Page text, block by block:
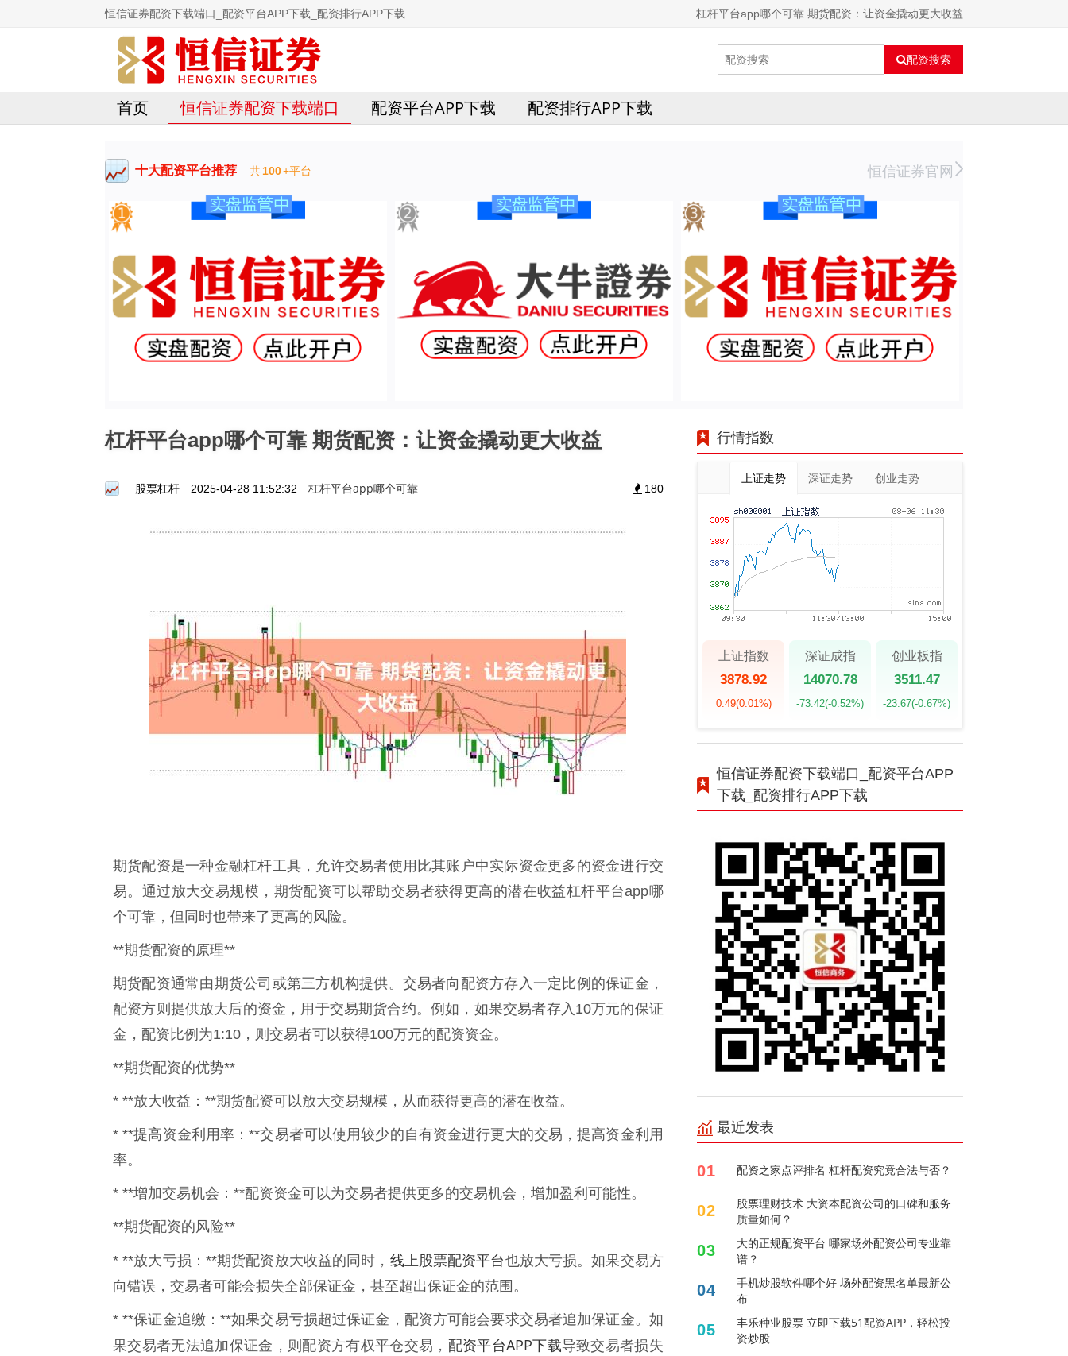
恒信证券配资下载端口_配资平台APP下载_配资排行APP下载 杠杆平台app哪个可靠 期货配资：让资金撬动更大收益
配资搜索
首页 恒信证券配资下载端口 配资平台APP下载 配资排行APP下载
十大配资平台推荐 共100+平台 恒信证券官网
杠杆平台app哪个可靠 期货配资：让资金撬动更大收益
股票杠杆 2025-04-28 11:52:32 杠杆平台app哪个可靠 180
期货配资是一种金融杠杆工具，允许交易者使用比其账户中实际资金更多的资金进行交
易。通过放大交易规模，期货配资可以帮助交易者获得更高的潜在收益杠杆平台app哪
个可靠，但同时也带来了更高的风险。
**期货配资的原理**
期货配资通常由期货公司或第三方机构提供。交易者向配资方存入一定比例的保证金，
配资方则提供放大后的资金，用于交易期货合约。例如，如果交易者存入10万元的保证
金，配资比例为1:10，则交易者可以获得100万元的配资资金。
**期货配资的优势**
* **放大收益：**期货配资可以放大交易规模，从而获得更高的潜在收益。
* **提高资金利用率：**交易者可以使用较少的自有资金进行更大的交易，提高资金利用
率。
* **增加交易机会：**配资资金可以为交易者提供更多的交易机会，增加盈利可能性。
**期货配资的风险**
* **放大亏损：**期货配资放大收益的同时， 线上股票配资平台也放大亏损。如果交易方
向错误，交易者可能会损失全部保证金，甚至超出保证金的范围。
* **保证金追缴：**如果交易亏损超过保证金，配资方可能会要求交易者追加保证金。如
果交易者无法追加保证金，则配资方有权平仓交易， 配资平台APP下载导致交易者损失
行情指数
上证走势 深证走势 创业走势
上证指数
3878.92
0.49(0.01%)
深证成指
14070.78
-73.42(-0.52%)
创业板指
3511.47
-23.67(-0.67%)
恒信证券配资下载端口_配资平台APP
下载_配资排行APP下载
最近发表
01 配资之家点评排名 杠杆配资究竟合法与否？
02
股票理财技术 大资本配资公司的口碑和服务
质量如何？
03
大的正规配资平台 哪家场外配资公司专业靠
谱？
04
手机炒股软件哪个好 场外配资黑名单最新公
布
05
丰乐种业股票 立即下载51配资APP，轻松投
资炒股